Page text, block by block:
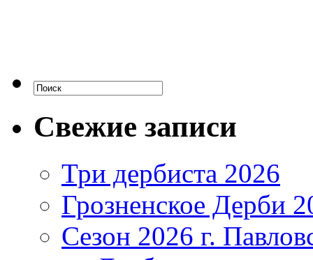
Свежие записи
Три дербиста 2026
Грозненское Дерби
Сезон 2026 г.